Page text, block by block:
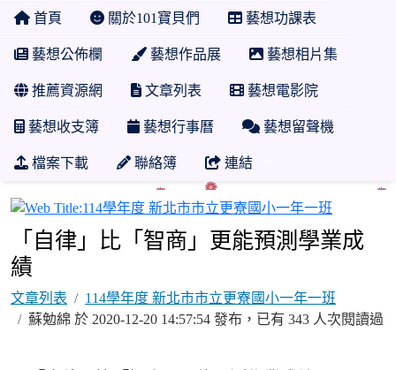
首頁 關於101寶貝們 藝想功課表
藝想公佈欄 藝想作品展 藝想相片集
推薦資源網 文章列表 藝想電影院
藝想收支簿 藝想行事曆 藝想留聲機
檔案下載 聯絡簿 連結
「自律」比「智商」更能預測學業成
績
文章列表
114學年度 新北市市立更寮國小一年一班
蘇勉綿 於 2020-12-20 14:57:54 發布，已有 343 人次閱讀過